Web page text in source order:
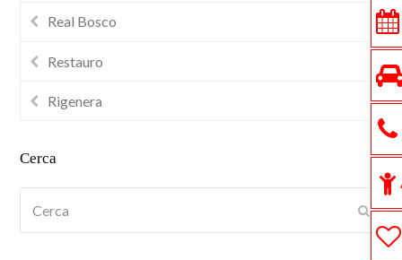
Real Bosco
Restauro
Rigenera
Cerca